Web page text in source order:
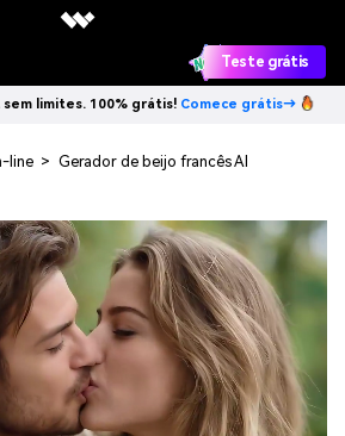
Teste grátis
sem limites. 100% grátis! Comece grátis→
line > Gerador de beijo francês AI